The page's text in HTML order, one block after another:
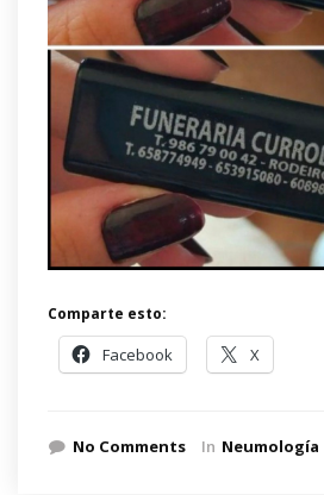
Comparte esto:
Facebook X
No Comments In Neumología